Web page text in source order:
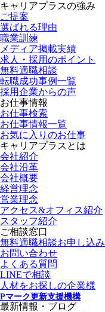
キャリアプラスの強み
ご提案
選ばれる理由
職業訓練
メディア掲載実績
求人・採用のポイント
無料適職相談
転職成功事例一覧
採用企業からの声
お仕事情報
お仕事検索
お仕事情報一覧
お気に入りのお仕事
キャリアプラスとは
会社紹介
会社沿革
会社概要
経営理念
営業理念
アクセス&オフィス紹介
スタッフ紹介
ご相談窓口
無料適職相談お申し込み
お問い合わせ
よくある質問
LINEで相談
人材をお探しの企業様
Pマーク更新支援機構
最新情報・ブログ